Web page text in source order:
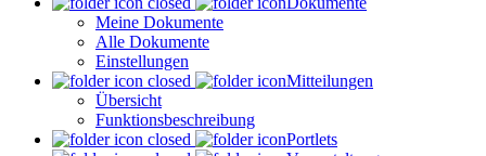
Meine Dokumente
Alle Dokumente
Einstellungen
Mitteilungen
Übersicht
Funktionsbeschreibung
Portlets